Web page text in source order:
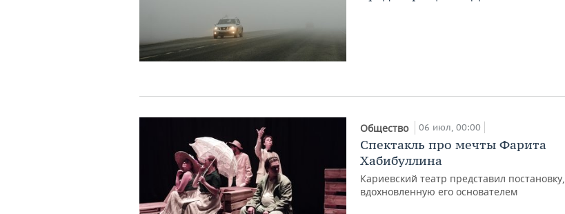
Общество 06 июл, 00:00
Спектакль про мечты Фарита
Хабибуллина
Кариевский театр представил постановку,
вдохновленную его основателем